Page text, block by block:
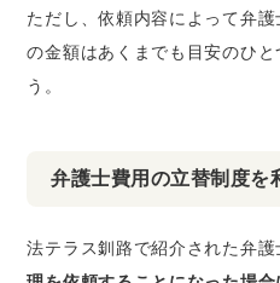
ただし、依頼内容によって弁
の金額はあくまでも目安のひ
う。
弁護士費用の立替制度を
法テラス釧路で紹介された弁護